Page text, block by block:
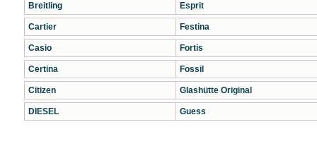
Breitling
Cartier
Casio
Certina
Citizen
DIESEL
Esprit
Festina
Fortis
Fossil
Glashütte Original
Guess